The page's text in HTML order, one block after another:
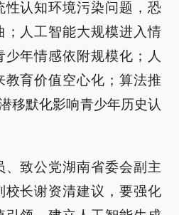
认知环境污染问题，恐
；人工智能大规模进入情
年情感依附规模化；人
教育价值空心化；算法推
移默化影响青少年历史认
、致公党湖南省委会副主
校长谢资清建议，要强化